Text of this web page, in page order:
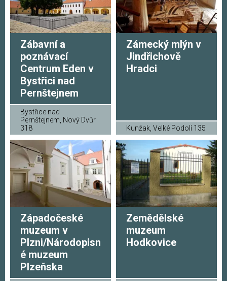
Zábavní a
poznávací
Centrum Eden v
Bystřici nad
Pernštejnem
Bystřice nad
Pernštejnem, Nový Dvůr
318
Zámecký mlýn v
Jindřichově
Hradci
Kunžak, Velké Podolí 135
Západočeské
muzeum v
Plzni/Národopisn
é muzeum
Plzeňska
Zemědělské
muzeum
Hodkovice